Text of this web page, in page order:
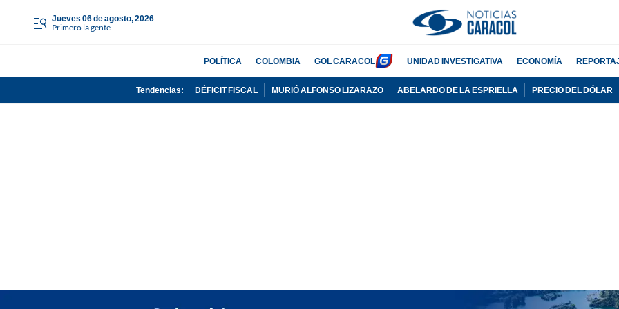
jueves 06 de agosto, 2026
Primero la gente
POLÍTICA COLOMBIA GOL CARACOL UNIDAD INVESTIGATIVA ECONOMÍA
Tendencias: DÉFICIT FISCAL MURIÓ ALFONSO LIZARAZO ABELARDO DE LA ESPRIELLA PRECIO DEL DÓLAR